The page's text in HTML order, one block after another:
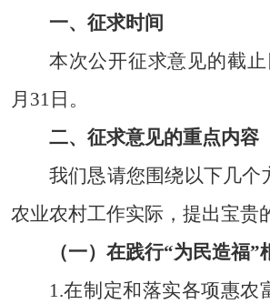
一、征求时间
本次公开征求意见的截止
月31日。
二、征求意见的重点内容
我们恳请您围绕以下几个
农业农村工作实际，提出宝贵
（一）在践行“为民造福”
1.在制定和落实各项惠农